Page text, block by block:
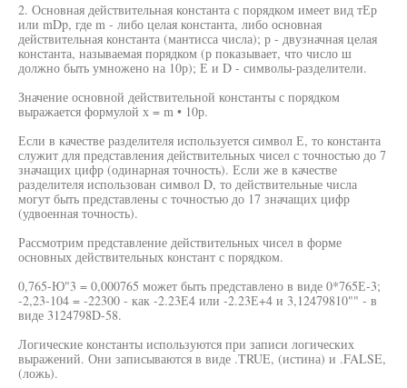
2. Основная действительная константа с порядком имеет вид тЕр
или mDp, где m - либо целая константа, либо основная
действительная константа (мантисса числа); р - двузначная целая
константа, называемая порядком (р показывает, что число ш
должно быть умножено на 10р); Е и D - символы-разделители.
Значение основной действительной константы с порядком
выражается формулой х = m • 10р.
Если в качестве разделителя используется символ Е, то константа
служит для представления действительных чисел с точностью до 7
значащих цифр (одинарная точность). Если же в качестве
разделителя использован символ D, то действительные числа
могут быть представлены с точностью до 17 значащих цифр
(удвоенная точность).
Рассмотрим представление действительных чисел в форме
основных действительных констант с порядком.
0,765-Ю"3 = 0,000765 может быть представлено в виде 0*765Е-3;
-2,23-104 = -22300 - как -2.23Е4 или -2.23Е+4 и 3,12479810"" - в
виде 3124798D-58.
Логические константы используются при записи логических
выражений. Они записываются в виде .TRUE, (истина) и .FALSE,
(ложь).